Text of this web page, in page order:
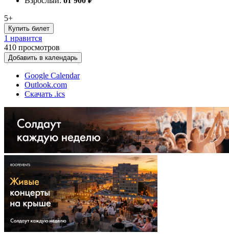
5+
Купить билет
1 нравится
410 просмотров
Добавить в календарь
Google Calendar
Outlook.com
Скачать .ics